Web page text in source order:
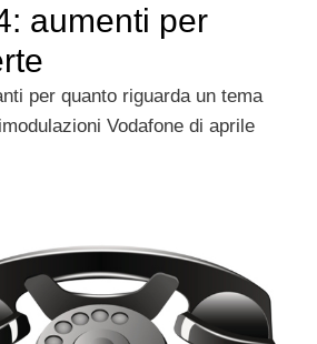
aumenti per
per quanto riguarda un tema
Vodafone di aprile